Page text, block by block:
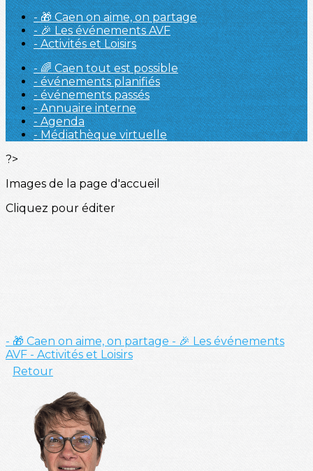
- 🎁 Caen on aime, on partage
- 🎉 Les événements AVF
- Activités et Loisirs
- 🌈 Caen tout est possible
- événements planifiés
- événements passés
- Annuaire interne
- Agenda
- Médiathèque virtuelle
?>
Images de la page d'accueil
Cliquez pour éditer
- 🎁 Caen on aime, on partage - 🎉 Les événements
AVF - Activités et Loisirs
Retour